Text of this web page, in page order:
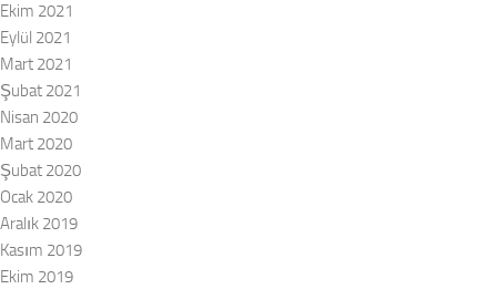
Ekim 2021
Eylül 2021
Mart 2021
Şubat 2021
Nisan 2020
Mart 2020
Şubat 2020
Ocak 2020
Aralık 2019
Kasım 2019
Ekim 2019